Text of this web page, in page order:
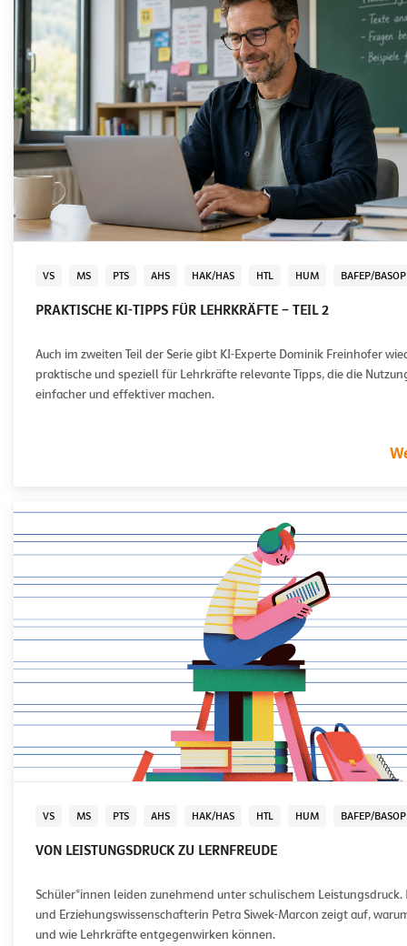
VS MS PTS AHS HAK/HAS HTL HUM BAFEP/BASOP
PRAKTISCHE KI-TIPPS FÜR LEHRKRÄFTE – TEIL 2
Auch im zweiten Teil der Serie gibt KI-Experte Dominik Freinhofer
praktische und speziell für Lehrkräfte relevante Tipps, die die
einfacher und effektiver machen.
VS MS PTS AHS HAK/HAS HTL HUM BAFEP/BASOP
VON LEISTUNGSDRUCK ZU LERNFREUDE
Schüler*innen leiden zunehmend unter schulischem Leistungsdruck.
und Erziehungswissenschafterin Petra Siwek-Marcon zeigt auf,
und wie Lehrkräfte entgegenwirken können.